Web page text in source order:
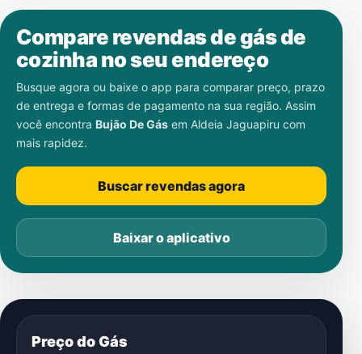
Compare revendas de gás de
cozinha no seu endereço
Busque agora ou baixe o app para comparar preço, prazo
de entrega e formas de pagamento na sua região. Assim
você encontra Bujão De Gás em Aldeia Jaguapiru com
mais rapidez.
Buscar revendas agora
Baixar o aplicativo
Preço do Gás